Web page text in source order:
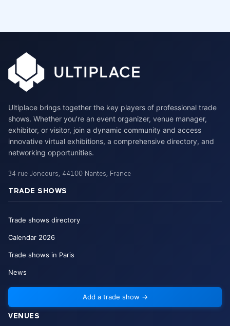
Ultiplace brings together the key players of professional trade
shows. Whether you're an event organizer, venue manager,
exhibitor, or visitor, join a dynamic community and access
innovative virtual exhibitions, a comprehensive directory, and
networking opportunities.
34 rue Joncours, 44100 Nantes, France
TRADE SHOWS
Trade shows directory
Calendar 2026
Trade shows in Paris
News
Add a trade show →
VENUES